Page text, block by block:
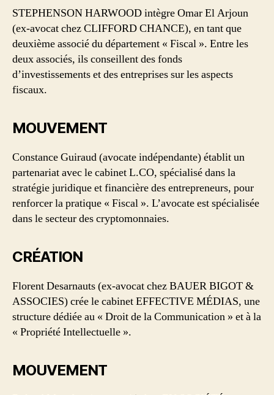
STEPHENSON HARWOOD intègre Omar El Arjoun
(ex-avocat chez CLIFFORD CHANCE), en tant que
deuxième associé du département « Fiscal ». Entre les
deux associés, ils conseillent des fonds
d’investissements et des entreprises sur les aspects
fiscaux.
MOUVEMENT
Constance Guiraud (avocate indépendante) établit un
partenariat avec le cabinet L.CO, spécialisé dans la
stratégie juridique et financière des entrepreneurs, pour
renforcer la pratique « Fiscal ». L’avocate est spécialisée
dans le secteur des cryptomonnaies.
CRÉATION
Florent Desarnauts (ex-avocat chez BAUER BIGOT &
ASSOCIES) crée le cabinet EFFECTIVE MÉDIAS, une
structure dédiée au « Droit de la Communication » et à la
« Propriété Intellectuelle ».
MOUVEMENT